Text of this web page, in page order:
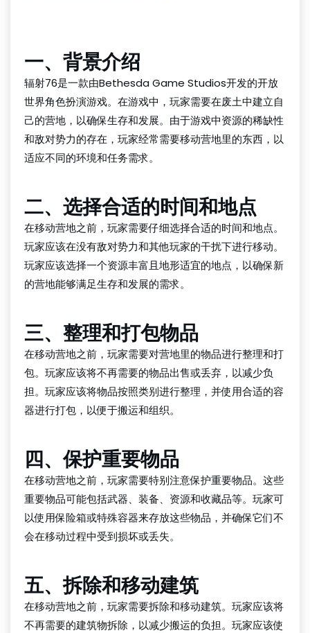
一、背景介绍
辐射76是一款由Bethesda Game Studios开发的开放
世界角色扮演游戏。在游戏中，玩家需要在废土中建立自
己的营地，以确保生存和发展。由于游戏中资源的稀缺性
和敌对势力的存在，玩家经常需要移动营地里的东西，以
适应不同的环境和任务需求。
二、选择合适的时间和地点
在移动营地之前，玩家需要仔细选择合适的时间和地点。
玩家应该在没有敌对势力和其他玩家的干扰下进行移动。
玩家应该选择一个资源丰富且地形适宜的地点，以确保新
的营地能够满足生存和发展的需求。
三、整理和打包物品
在移动营地之前，玩家需要对营地里的物品进行整理和打
包。玩家应该将不再需要的物品出售或丢弃，以减少负
担。玩家应该将物品按照类别进行整理，并使用合适的容
器进行打包，以便于搬运和组织。
四、保护重要物品
在移动营地之前，玩家需要特别注意保护重要物品。这些
重要物品可能包括武器、装备、资源和收藏品等。玩家可
以使用保险箱或特殊容器来存放这些物品，并确保它们不
会在移动过程中受到损坏或丢失。
五、拆除和移动建筑
在移动营地之前，玩家需要拆除和移动建筑。玩家应该将
不再需要的建筑物拆除，以减少搬运的负担。玩家应该使